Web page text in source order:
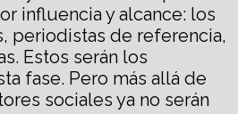
influencia y alcance: los
periodistas de referencia,
Estos serán los
fase. Pero más allá de
sociales ya no serán